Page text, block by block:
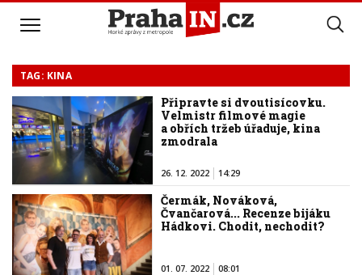
TAG: KINA
Připravte si dvoutisícovku.
Velmistr filmové magie
a obřích tržeb úřaduje, kina
zmodrala
26. 12. 2022 14:29
Čermák, Nováková,
Čvančarová... Recenze bijáku
Hádkovi. Chodit, nechodit?
01. 07. 2022 08:01